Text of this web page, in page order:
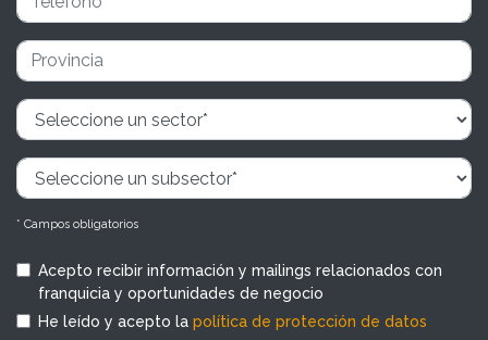
* Campos obligatorios
Acepto recibir información y mailings relacionados con
franquicia y oportunidades de negocio
He leído y acepto la política de protección de datos